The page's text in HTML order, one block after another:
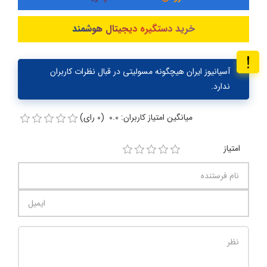
خرید دستگیره دیجیتال هوشمند
آسیانیوز ایران هیچگونه مسولیتی در قبال نظرات کاربران
ندارد.
میانگین امتیاز کاربران: 0.0 (0 رای)
امتیاز